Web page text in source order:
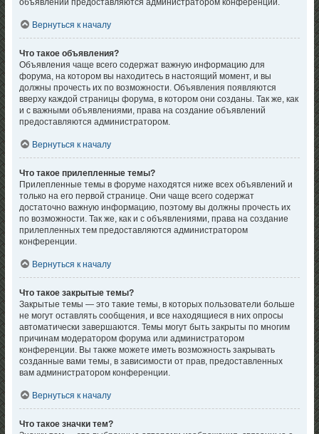
объявлений предоставляются администратором конференции.
Вернуться к началу
Что такое объявления?
Объявления чаще всего содержат важную информацию для
форума, на котором вы находитесь в настоящий момент, и вы
должны прочесть их по возможности. Объявления появляются
вверху каждой страницы форума, в котором они созданы. Так же, как
и с важными объявлениями, права на создание объявлений
предоставляются администратором.
Вернуться к началу
Что такое прилепленные темы?
Прилепленные темы в форуме находятся ниже всех объявлений и
только на его первой странице. Они чаще всего содержат
достаточно важную информацию, поэтому вы должны прочесть их
по возможности. Так же, как и с объявлениями, права на создание
прилепленных тем предоставляются администратором
конференции.
Вернуться к началу
Что такое закрытые темы?
Закрытые темы — это такие темы, в которых пользователи больше
не могут оставлять сообщения, и все находящиеся в них опросы
автоматически завершаются. Темы могут быть закрыты по многим
причинам модератором форума или администратором
конференции. Вы также можете иметь возможность закрывать
созданные вами темы, в зависимости от прав, предоставленных
вам администратором конференции.
Вернуться к началу
Что такое значки тем?